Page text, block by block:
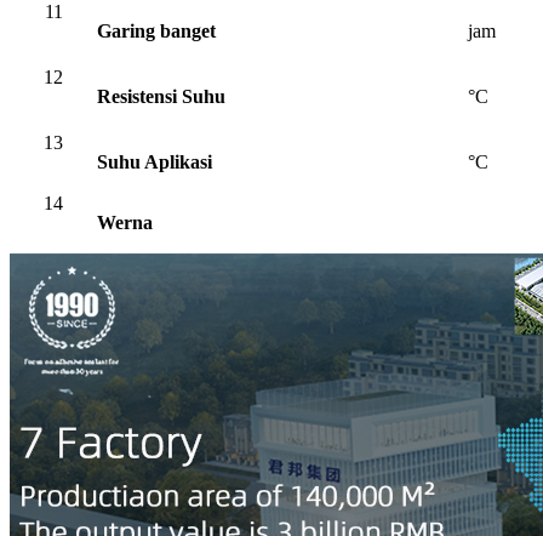
11
Garing banget
jam
12
Resistensi Suhu
°C
13
Suhu Aplikasi
°C
14
Werna